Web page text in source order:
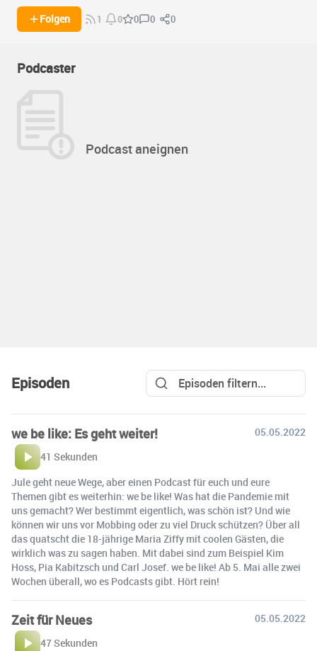
Folgen 1 0 0 0 0
Podcaster
Podcast aneignen
Episoden
we be like: Es geht weiter!
05.05.2022
41 Sekunden
Jule geht neue Wege, aber einen Podcast für euch und eure
Themen gibt es weiterhin: we be like! Was hat die Pandemie mit
uns gemacht? Wer bestimmt eigentlich, was schön ist? Und wie
können wir uns vor Mobbing oder zu viel Druck schützen? Über all
das quatscht die 18-jährige Maria Ziffy mit coolen Gästen, die
wirklich was zu sagen haben. Mit dabei sind zum Beispiel Kim
Hoss, Pia Kabitzsch und Carl Josef. we be like! Ab 5. Mai alle zwei
Wochen überall, wo es Podcasts gibt. Hört rein!
Zeit für Neues
05.05.2022
47 Sekunden